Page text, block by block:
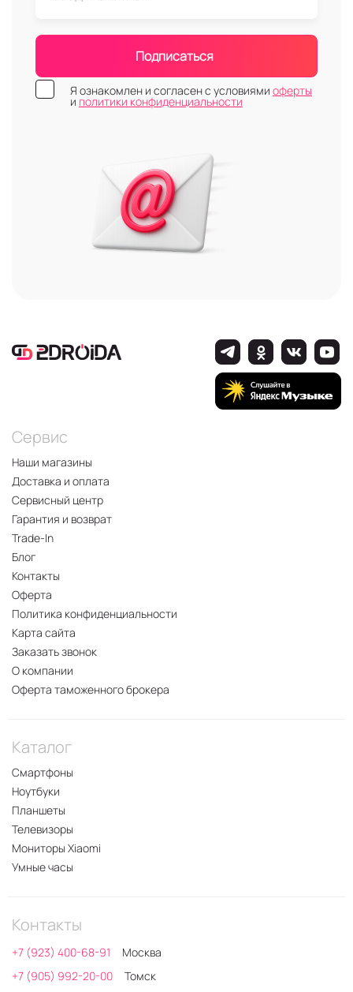
Подписаться
Я ознакомлен и согласен с условиями оферты
и политики конфиденциальности
Сервис
Наши магазины
Доставка и оплата
Сервисный центр
Гарантия и возврат
Trade-In
Блог
Контакты
Оферта
Политика конфиденциальности
Карта сайта
Заказать звонок
О компании
Оферта таможенного брокера
Каталог
Смартфоны
Ноутбуки
Планшеты
Телевизоры
Мониторы Xiaomi
Умные часы
Контакты
+7 (923) 400-68-91
Москва
+7 (905) 992-20-00
Томск